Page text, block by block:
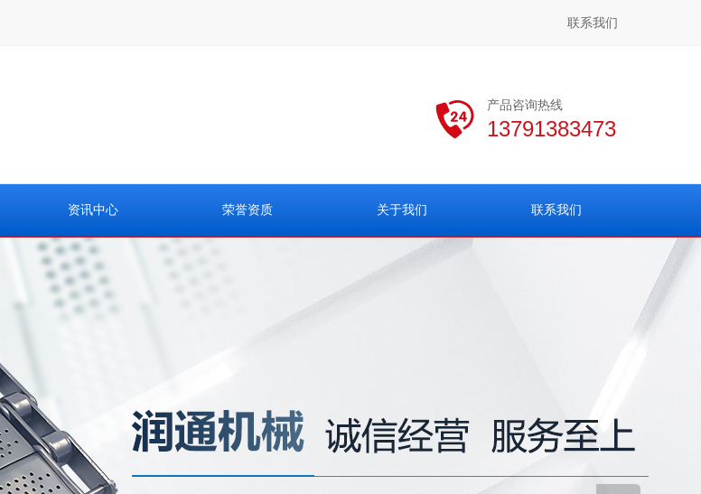
联系我们
产品咨询热线
13791383473
资讯中心 荣誉资质 关于我们 联系我们